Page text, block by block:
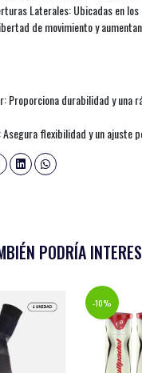
Laterales: Ubicadas en
de movimiento y
Proporciona durabilidad y una
Asegura flexibilidad y un ajuste
PODRÍA
-10%